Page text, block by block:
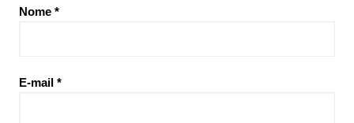
Nome *
E-mail *